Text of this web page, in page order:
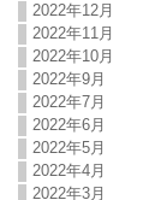
2022年12月
2022年11月
2022年10月
2022年9月
2022年7月
2022年6月
2022年5月
2022年4月
2022年3月